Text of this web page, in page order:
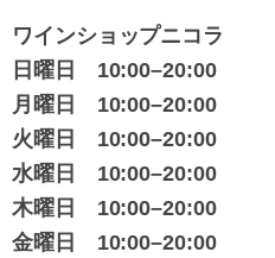
ワインショップニコラ
日曜日 10:00–20:00
月曜日 10:00–20:00
火曜日 10:00–20:00
水曜日 10:00–20:00
木曜日 10:00–20:00
金曜日 10:00–20:00